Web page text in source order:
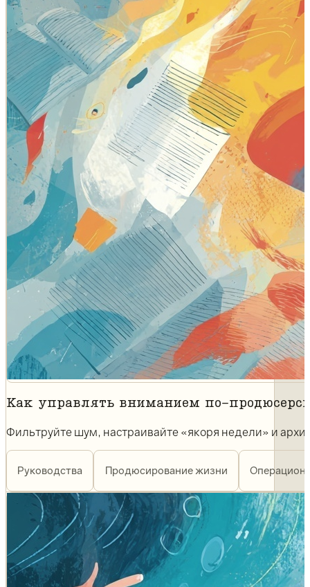
Как управлять вниманием по-
Фильтруйте шум, настраивайте «якоря недели» и
Руководства Продюсирование жизни